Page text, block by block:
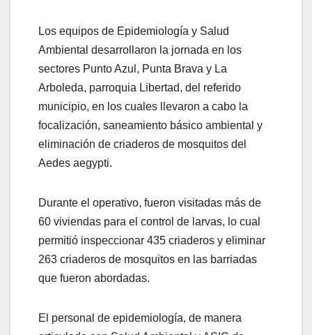
Los equipos de Epidemiología y Salud
Ambiental desarrollaron la jornada en los
sectores Punto Azul, Punta Brava y La
Arboleda, parroquia Libertad, del referido
municipio, en los cuales llevaron a cabo la
focalización, saneamiento básico ambiental y
eliminación de criaderos de mosquitos del
Aedes aegypti.
Durante el operativo, fueron visitadas más de
60 viviendas para el control de larvas, lo cual
permitió inspeccionar 435 criaderos y eliminar
263 criaderos de mosquitos en las barriadas
que fueron abordadas.
El personal de epidemiología, de manera